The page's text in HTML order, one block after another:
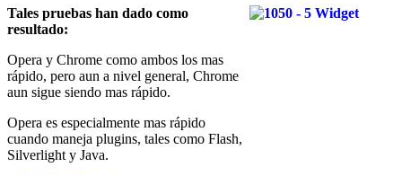
Tales pruebas han dado como
resultado:
Opera y Chrome como ambos los mas
rápido, pero aun a nivel general, Chrome
aun sigue siendo mas rápido.
Opera es especialmente mas rápido
cuando maneja plugins, tales como Flash,
Silverlight y Java.